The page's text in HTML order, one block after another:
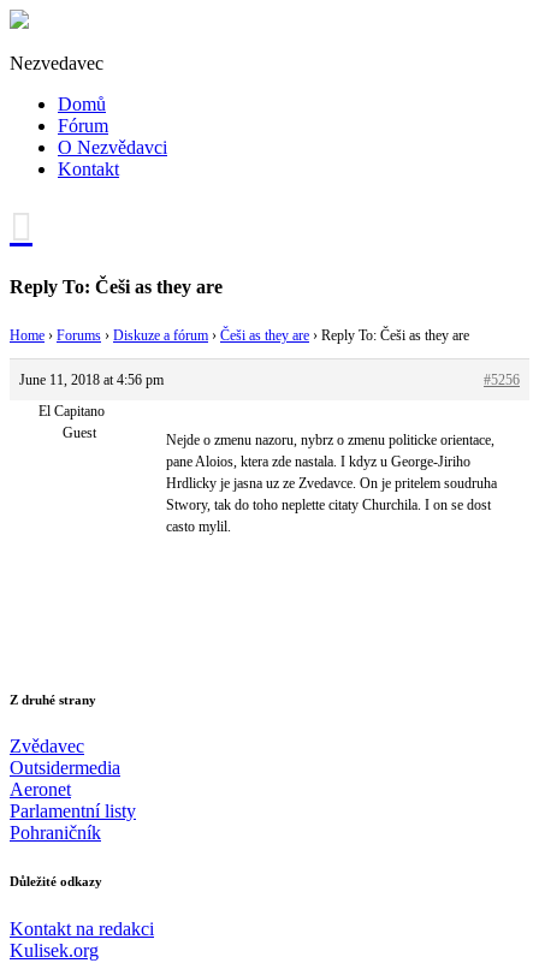
Nezvedavec
Domů
Fórum
O Nezvědavci
Kontakt
Reply To: Češi as they are
Home › Forums › Diskuze a fórum › Češi as they are › Reply To: Češi as they are
June 11, 2018 at 4:56 pm
#5256
El Capitano
Guest
Nejde o zmenu nazoru, nybrz o zmenu politicke orientace,
pane Aloios, ktera zde nastala. I kdyz u George-Jiriho
Hrdlicky je jasna uz ze Zvedavce. On je pritelem soudruha
Stwory, tak do toho neplette citaty Churchila. I on se dost
casto mylil.
Z druhé strany
Zvědavec
Outsidermedia
Aeronet
Parlamentní listy
Pohraničník
Důležité odkazy
Kontakt na redakci
Kulisek.org